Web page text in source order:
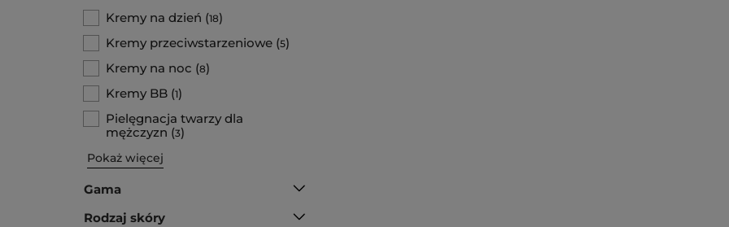
Kremy na dzień (18)
Kremy przeciwstarzeniowe (5)
Kremy na noc (8)
Kremy BB (1)
Pielęgnacja twarzy dla
mężczyzn (3)
Pokaż więcej
Gama
Rodzaj skóry